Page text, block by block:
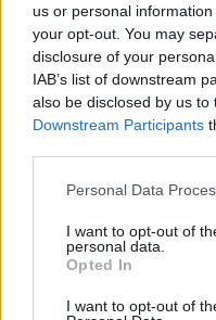
us or personal
your opt-out. You may
disclosure of your
IAB’s list of downstream
also be disclosed by us to
Downstream Participants
Personal Data
I want to opt-out of
personal data.
Opted In
I want to opt-out of
intervento umano. La
dei dipendenti. Ci
le persone all’interno
welfare, ma
aiutandole a
bisogni reali. Sono
cui stiamo lavorando».
mercato del welfare
muoverà Tundr?
«La parola chiave